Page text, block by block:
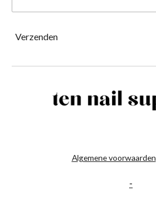
Verzenden
Algemene voorwaarden
-